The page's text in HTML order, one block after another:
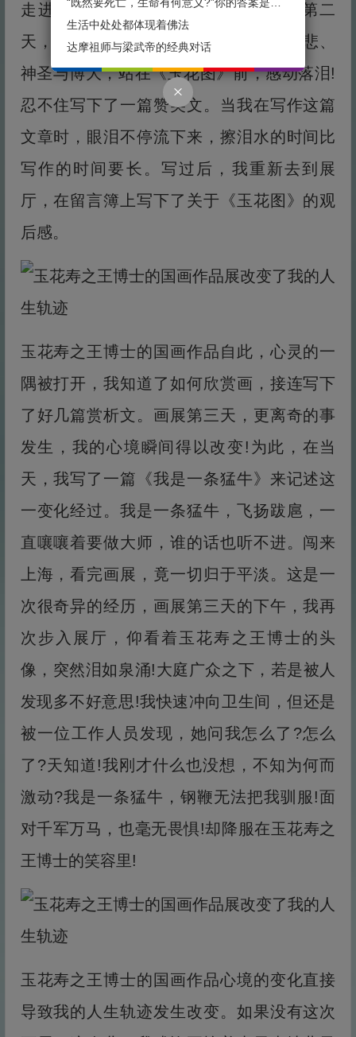
走进展厅，我有些震撼有些蒙。画展第二
天，走进展厅，我突然领略到了一种慈悲、
神圣与博大，站在《玉花图》前，感动落泪!
忍不住写下了一篇赞美文。当我在写作这篇
文章时，眼泪不停流下来，擦泪水的时间比
写作的时间要长。写过后，我重新去到展
厅，在留言簿上写下了关于《玉花图》的观
后感。
玉花寿之王博士的国画作品自此，心灵的一
隅被打开，我知道了如何欣赏画，接连写下
了好几篇赏析文。画展第三天，更离奇的事
发生，我的心境瞬间得以改变!为此，在当
天，我写了一篇《我是一条猛牛》来记述这
一变化经过。我是一条猛牛，飞扬跋扈，一
直嚷嚷着要做大师，谁的话也听不进。闯来
上海，看完画展，竟一切归于平淡。这是一
次很奇异的经历，画展第三天的下午，我再
次步入展厅，仰看着玉花寿之王博士的头
像，突然泪如泉涌!大庭广众之下，若是被人
发现多不好意思!我快速冲向卫生间，但还是
被一位工作人员发现，她问我怎么了?怎么
了?天知道!我刚才什么也没想，不知为何而
激动?我是一条猛牛，钢鞭无法把我驯服!面
对千军万马，也毫无畏惧!却降服在玉花寿之
王博士的笑容里!
玉花寿之王博士的国画作品心境的变化直接
导致我的人生轨迹发生改变。如果没有这次
生活中处处都体现着佛法
达摩祖师与梁武帝的经典对话